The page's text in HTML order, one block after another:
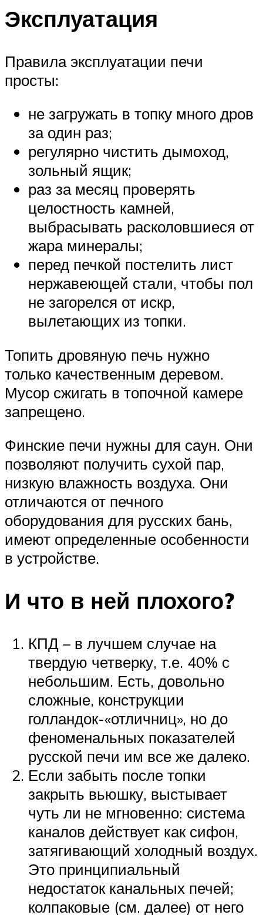
Эксплуатация
Правила эксплуатации печи
просты:
не загружать в топку много дров
за один раз;
регулярно чистить дымоход,
зольный ящик;
раз за месяц проверять
целостность камней,
выбрасывать расколовшиеся от
жара минералы;
перед печкой постелить лист
нержавеющей стали, чтобы пол
не загорелся от искр,
вылетающих из топки.
Топить дровяную печь нужно
только качественным деревом.
Мусор сжигать в топочной камере
запрещено.
Финские печи нужны для саун. Они
позволяют получить сухой пар,
низкую влажность воздуха. Они
отличаются от печного
оборудования для русских бань,
имеют определенные особенности
в устройстве.
И что в ней плохого?
КПД – в лучшем случае на
твердую четверку, т.е. 40% с
небольшим. Есть, довольно
сложные, конструкции
голландок-«отличниц», но до
феноменальных показателей
русской печи им все же далеко.
Если забыть после топки
закрыть вьюшку, выстывает
чуть ли не мгновенно: система
каналов действует как сифон,
затягивающий холодный воздух.
Это принципиальный
недостаток канальных печей;
колпаковые (см. далее) от него